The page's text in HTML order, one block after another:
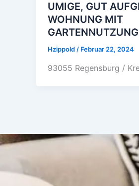
UMIGE, GUT
WOHNUNG MIT
GARTENNUTZUNG
Hzippold / Februar 22, 2024
93055 Regensburg /